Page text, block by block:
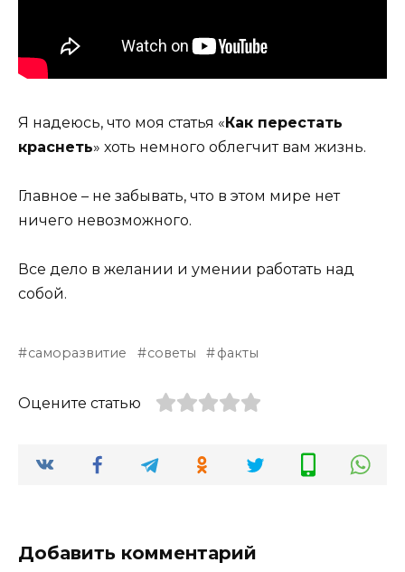
Я надеюсь, что моя статья «Как перестать
краснеть» хоть немного облегчит вам жизнь.
Главное – не забывать, что в этом мире нет
ничего невозможного.
Все дело в желании и умении работать над
собой.
саморазвитие советы факты
Оцените статью
Добавить комментарий